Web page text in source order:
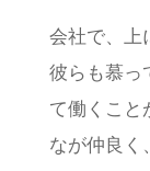
会社で、上
彼らも慕っ
て働くこと
なが仲良く